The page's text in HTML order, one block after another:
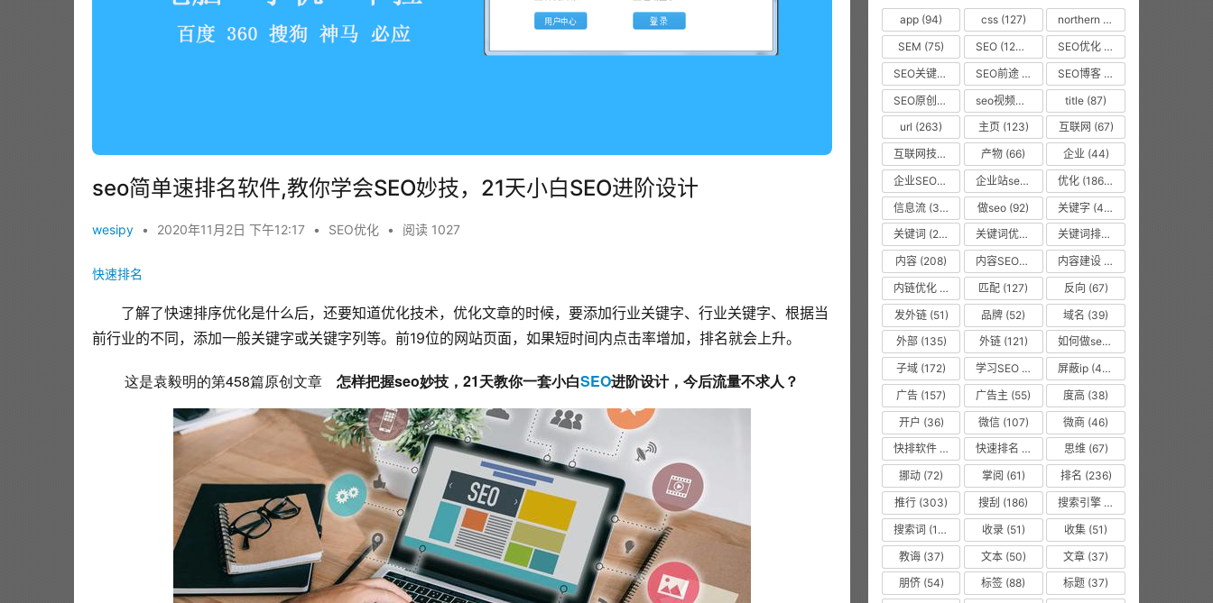
seo简单速排名软件,教你学会SEO妙技，21天小白SEO进阶设计
wesipy • 2020年11月2日 下午12:17 • SEO优化 • 阅读 1027
快速排名
了解了快速排序优化是什么后，还要知道优化技术，优化文章的时候，要添加行业关键字、行业关键字、根据当
前行业的不同，添加一般关键字或关键字列等。前19位的网站页面，如果短时间内点击率增加，排名就会上升。
这是袁毅明的第458篇原创文章 怎样把握seo妙技，21天教你一套小白SEO进阶设计，今后流量不求人？
app (94) css(127) northern
SEM (75) SEO (12320) SEO优化
SEO关键词
SEO前途 SEO博客
SEO原创文章
(63) seo视频教程 title (87)
url (263) 主页(123) 互联网 (67)
互联网技术从业者
(55)
产物 (66) 企业(44)
企业SEO培训
(48) 企业站seo(35) 优化 (1866)
信息流 (37) 做seo (92) 关键字 (468)
关键词 (2010) 关键词优化 关键词排名
内容 (208) 内容SEO优化 (70)内容建设
内链优化
匹配 (127) 反向 (67)
发外链(51) 品牌 (52) 域名 (39)
外部(135) 外链(121) 如何做seo优化
子域 (172) 学习SEO 屏蔽ip (475)
广告 (157) 广告主 (55) 度高 (38)
开户 (36) 微信(107) 微商 (46)
快排软件
快速排名 思维(67)
挪动 (72) 掌阅 (61) 排名 (236)
推行 (303) 搜刮 (186) 搜索引擎
搜索词 (156) 收录(51) 收集 (51)
教诲(37) 文本(50) 文章 (37)
朋侪(54) 标签 (88) 标题 (37)